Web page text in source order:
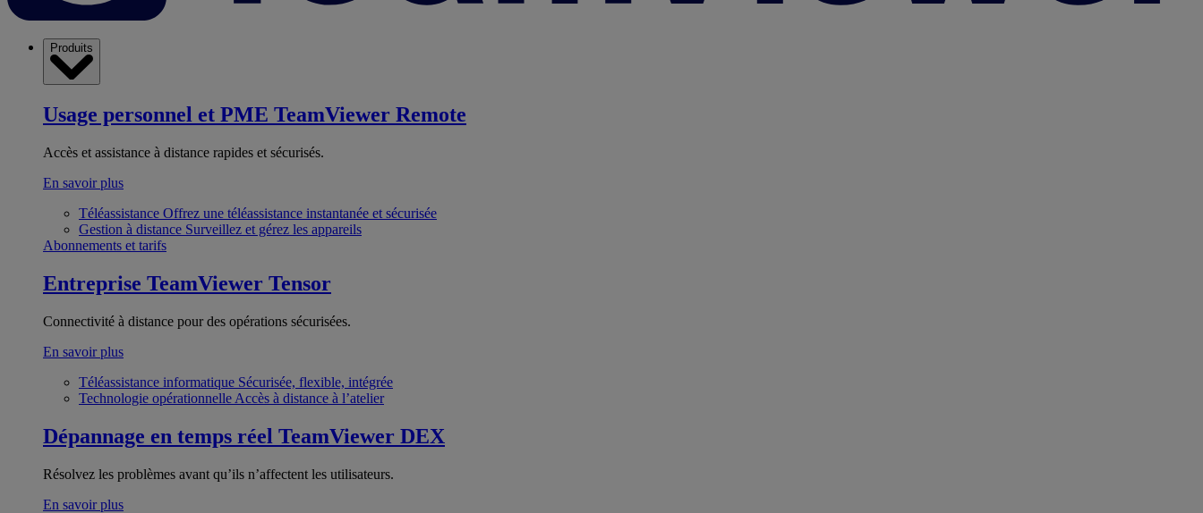
Produits
Usage personnel et PME TeamViewer Remote
Accès et assistance à distance rapides et sécurisés.
En savoir plus
Téléassistance Offrez une téléassistance instantanée et sécurisée
Gestion à distance Surveillez et gérez les appareils
Abonnements et tarifs
Entreprise TeamViewer Tensor
Connectivité à distance pour des opérations sécurisées.
En savoir plus
Téléassistance informatique Sécurisée, flexible, intégrée
Technologie opérationnelle Accès à distance à l’atelier
Dépannage en temps réel TeamViewer DEX
Résolvez les problèmes avant qu’ils n’affectent les utilisateurs.
En savoir plus